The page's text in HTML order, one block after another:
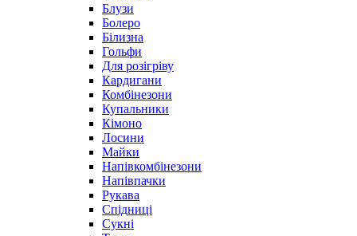
Блузи
Болеро
Білизна
Гольфи
Для розігріву
Кардигани
Комбінезони
Купальники
Кімоно
Лосини
Майки
Напівкомбінезони
Напівпачки
Рукава
Спідниці
Сукні